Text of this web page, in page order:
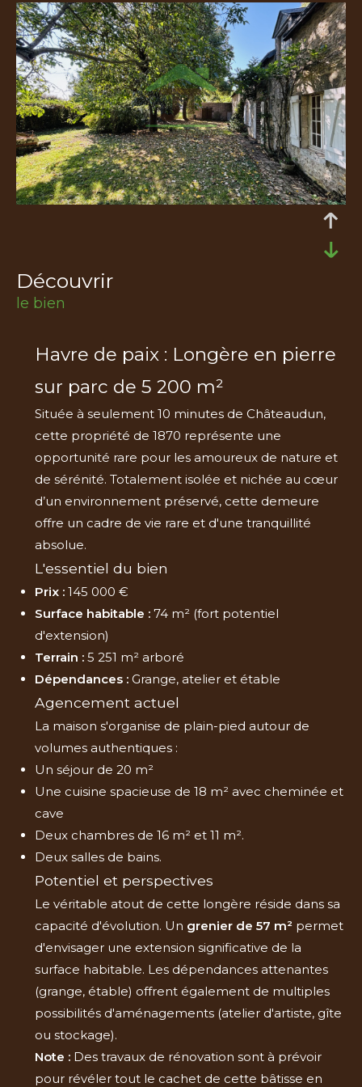
découvrir
le bien
Havre de paix : Longère en pierre
sur parc de 5 200 m²
Située à seulement 10 minutes de Châteaudun,
cette propriété de 1870 représente une
opportunité rare pour les amoureux de nature et
de sérénité. Totalement isolée et nichée au cœur
d’un environnement préservé, cette demeure
offre un cadre de vie rare et d'une tranquillité
absolue.
L'essentiel du bien
Prix :145 000 €
Surface habitable :74 m² (fort potentiel
d'extension)
Terrain :5 251 m² arboré
Dépendances :Grange, atelier et étable
Agencement actuel
La maison s'organise de plain-pied autour de
volumes authentiques :
Un séjour de 20 m²
Une cuisine spacieuse de 18 m² avec cheminée et
cave
Deux chambres de 16 m² et 11 m².
Deux salles de bains.
Potentiel et perspectives
Le véritable atout de cette longère réside dans sa
capacité d'évolution. Un grenier de 57 m²permet
d'envisager une extension significative de la
surface habitable. Les dépendances attenantes
(grange, étable) offrent également de multiples
possibilités d'aménagements (atelier d'artiste, gîte
ou stockage).
Note :Des travaux de rénovation sont à prévoir
pour révéler tout le cachet de cette bâtisse en